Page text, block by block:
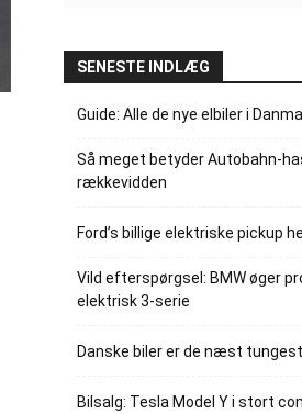
SENESTE INDLÆG
Guide: Alle de nye elbiler i
Så meget betyder Autobahn-
rækkevidden
Ford’s billige elektriske pickup
Vild efterspørgsel: BMW øger
elektrisk 3-serie
Danske biler er de næst
Bilsalg: Tesla Model Y i stort